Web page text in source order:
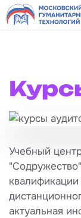
Перейти к
Учебный
актуальная